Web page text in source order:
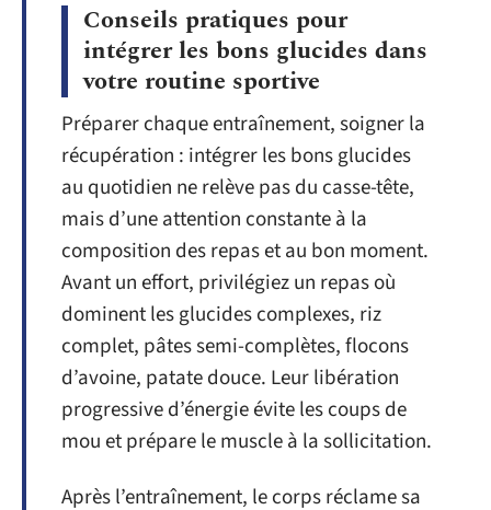
Conseils pratiques pour
intégrer les bons glucides dans
votre routine sportive
Préparer chaque entraînement, soigner la
récupération : intégrer les bons glucides
au quotidien ne relève pas du casse-tête,
mais d’une attention constante à la
composition des repas et au bon moment.
Avant un effort, privilégiez un repas où
dominent les glucides complexes, riz
complet, pâtes semi-complètes, flocons
d’avoine, patate douce. Leur libération
progressive d’énergie évite les coups de
mou et prépare le muscle à la sollicitation.
Après l’entraînement, le corps réclame sa